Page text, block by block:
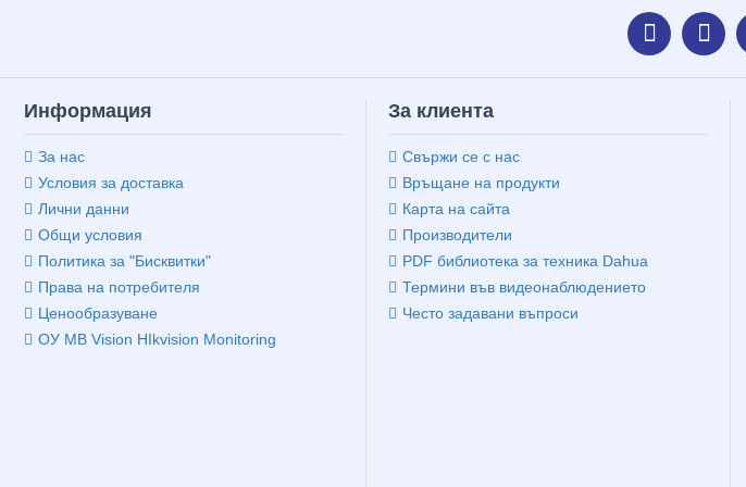
Информация
За нас
Условия за доставка
Лични данни
Общи условия
Политика за "Бисквитки"
Права на потребителя
Ценообразуване
ОУ MB Vision HIkvision Monitoring
За клиента
Свържи се с нас
Връщане на продукти
Карта на сайта
Производители
PDF библиотека за техника Dahua
Термини във видеонаблюдението
Често задавани въпроси